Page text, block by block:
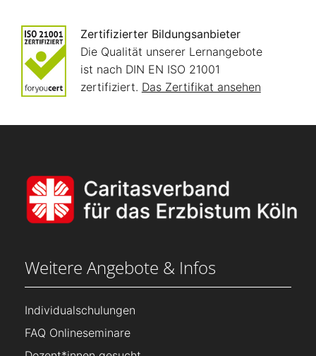
Zertifizierter Bildungsanbieter
Die Qualität unserer Lernangebote
ist nach DIN EN ISO 21001
zertifiziert. Das Zertifikat ansehen
Weitere Angebote & Infos
Individualschulungen
FAQ Onlineseminare